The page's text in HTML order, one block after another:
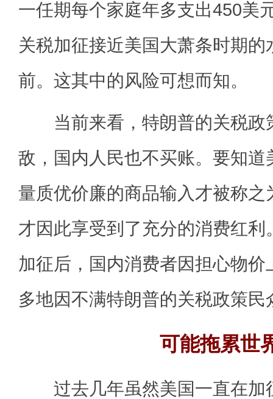
一任期每个家庭年多支出450美
关税加征接近美国大萧条时期的
前。这其中的风险可想而知。
当前来看，特朗普的关税政
敌，国内人民也不买账。要知道
量质优价廉的商品输入才被称之
才因此享受到了充分的消费红
加征后，国内消费者因担心物
多地因不满特朗普的关税政策民
可能拖累世
过去几年虽然美国一直在加